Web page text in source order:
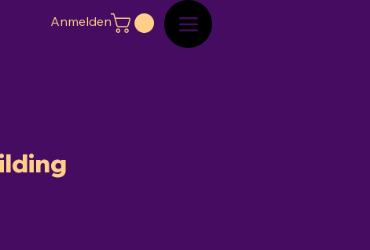
Anmelden